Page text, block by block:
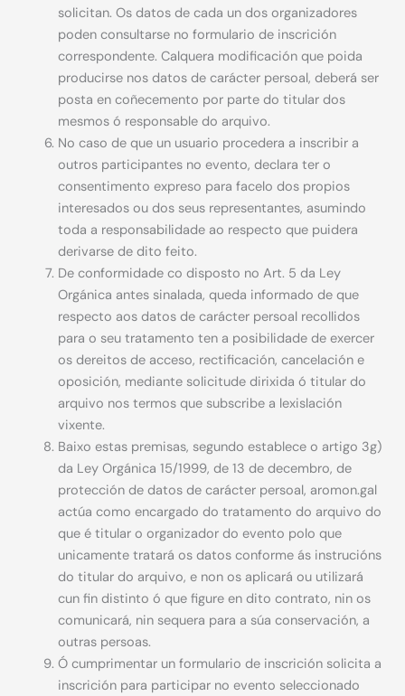
solicitan. Os datos de cada un dos organizadores
poden consultarse no formulario de inscrición
correspondente. Calquera modificación que poida
producirse nos datos de carácter persoal, deberá ser
posta en coñecemento por parte do titular dos
mesmos ó responsable do arquivo.
No caso de que un usuario procedera a inscribir a
outros participantes no evento, declara ter o
consentimento expreso para facelo dos propios
interesados ou dos seus representantes, asumindo
toda a responsabilidade ao respecto que puidera
derivarse de dito feito.
De conformidade co disposto no Art. 5 da Ley
Orgánica antes sinalada, queda informado de que
respecto aos datos de carácter persoal recollidos
para o seu tratamento ten a posibilidade de exercer
os dereitos de acceso, rectificación, cancelación e
oposición, mediante solicitude dirixida ó titular do
arquivo nos termos que subscribe a lexislación
vixente.
Baixo estas premisas, segundo establece o artigo 3g)
da Ley Orgánica 15/1999, de 13 de decembro, de
protección de datos de carácter persoal, aromon.gal
actúa como encargado do tratamento do arquivo do
que é titular o organizador do evento polo que
unicamente tratará os datos conforme ás instrucións
do titular do arquivo, e non os aplicará ou utilizará
cun fin distinto ó que figure en dito contrato, nin os
comunicará, nin sequera para a súa conservación, a
outras persoas.
Ó cumprimentar un formulario de inscrición solicita a
inscrición para participar no evento seleccionado